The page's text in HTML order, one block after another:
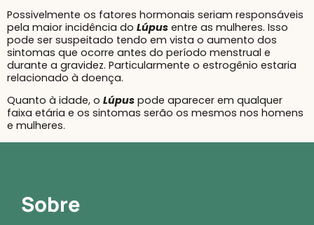
Possivelmente os fatores hormonais seriam responsáveis
pela maior incidência do Lúpus entre as mulheres. Isso
pode ser suspeitado tendo em vista o aumento dos
sintomas que ocorre antes do período menstrual e
durante a gravidez. Particularmente o estrogênio estaria
relacionado à doença.
Quanto à idade, o Lúpus pode aparecer em qualquer
faixa etária e os sintomas serão os mesmos nos homens
e mulheres.
Sobre